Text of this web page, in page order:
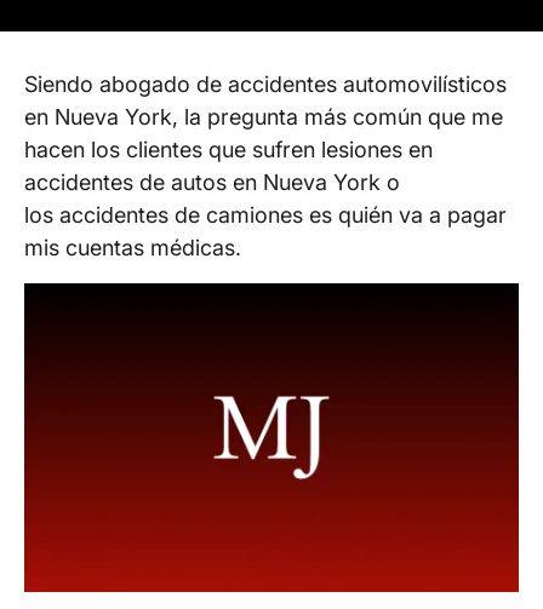
Siendo abogado de accidentes automovilísticos
en Nueva York, la pregunta más común que me
hacen los clientes que sufren lesiones en
accidentes de autos en Nueva York o
los accidentes de camiones es quién va a pagar
mis cuentas médicas.